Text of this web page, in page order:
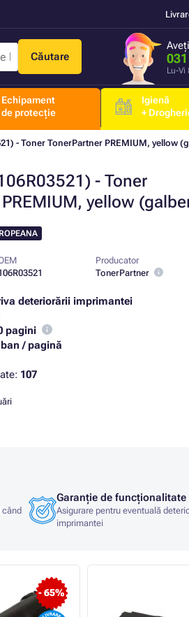
Căutare
Lu-Vi
Echipament
de protecție
Igienă
+
- Toner TonerPartner PREMIUM, yellow
- Toner
yellow
Producator
TonerPartner
deteriorării imprimantei
pagini
/ pagină
107
când
Garanție de funcționalitate
Asigurare pentru eventuală
imprimantei
- 65%